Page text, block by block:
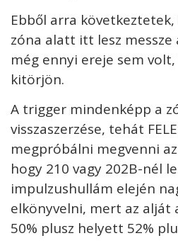
Ebből arra következtetek,
zóna alatt itt lesz
még ennyi ereje sem
kitörjön.
A trigger mindenképp a
visszaszerzése, tehát
megpróbálni megvenni
hogy 210 vagy 202B-nél
impulzushullám elején
elkönyvelni, mert az alját
50% plusz helyett 52%